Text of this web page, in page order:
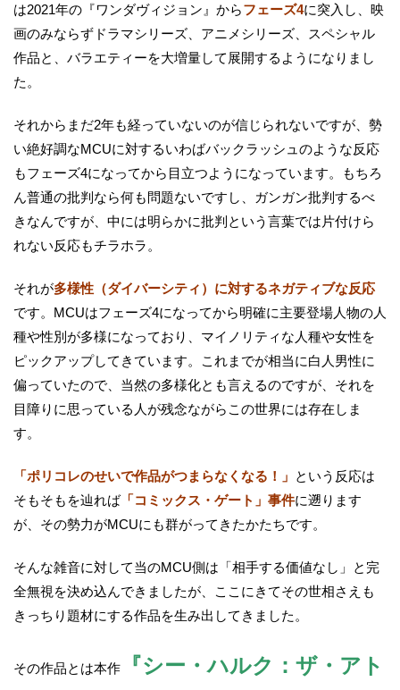
は2021年の『ワンダヴィジョン』からフェーズ4に突入し、映
画のみならずドラマシリーズ、アニメシリーズ、スペシャル
作品と、バラエティーを大増量して展開するようになりまし
た。
それからまだ2年も経っていないのが信じられないですが、勢
い絶好調なMCUに対するいわばバックラッシュのような反応
もフェーズ4になってから目立つようになっています。もちろ
ん普通の批判なら何も問題ないですし、ガンガン批判するべ
きなんですが、中には明らかに批判という言葉では片付けら
れない反応もチラホラ。
それが多様性（ダイバーシティ）に対するネガティブな反応
です。MCUはフェーズ4になってから明確に主要登場人物の人
種や性別が多様になっており、マイノリティな人種や女性を
ピックアップしてきています。これまでが相当に白人男性に
偏っていたので、当然の多様化とも言えるのですが、それを
目障りに思っている人が残念ながらこの世界には存在しま
す。
「ポリコレのせいで作品がつまらなくなる！」 という反応は
そもそもを辿れば「コミックス・ゲート」事件に遡ります
が、その勢力がMCUにも群がってきたかたちです。
そんな雑音に対して当のMCU側は「相手する価値なし」と完
全無視を決め込んできましたが、ここにきてその世相さえも
きっちり題材にする作品を生み出してきました。
その作品とは本作
『シー・ハルク：ザ・アト